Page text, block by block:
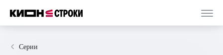
Серии